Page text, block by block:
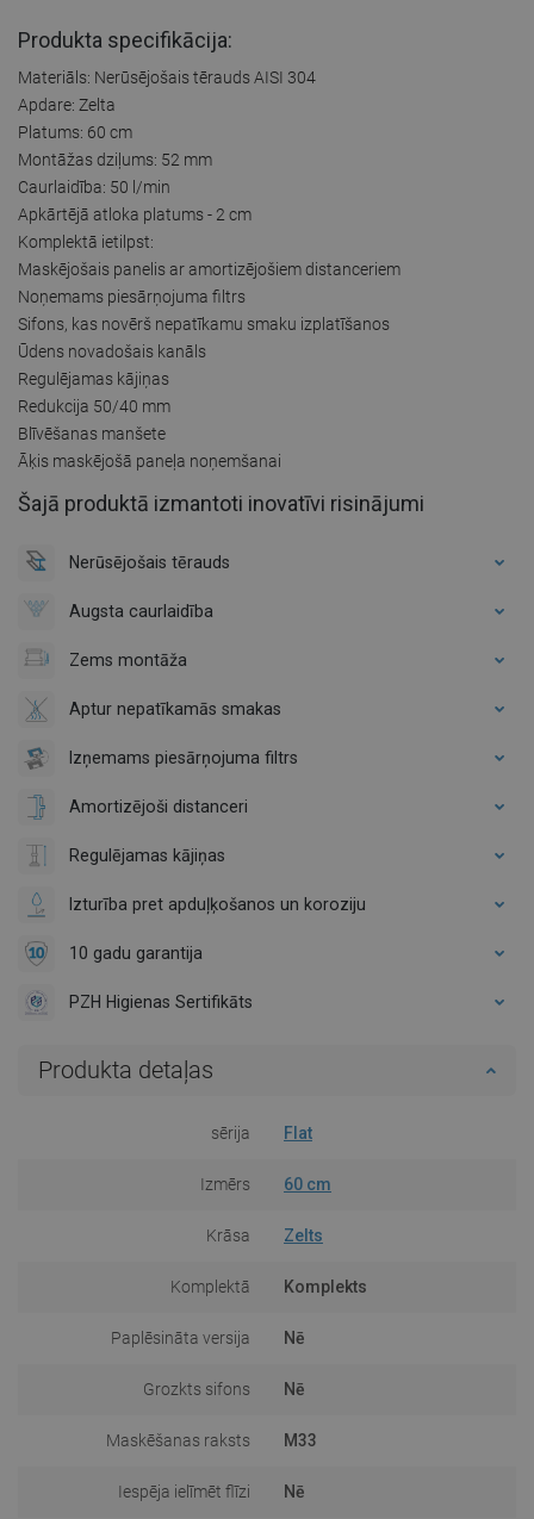
Produkta specifikācija:
Materiāls: Nerūsējošais tērauds AISI 304
Apdare: Zelta
Platums: 60 cm
Montāžas dziļums: 52 mm
Caurlaidība: 50 l/min
Apkārtējā atloka platums - 2 cm
Komplektā ietilpst:
Maskējošais panelis ar amortizējošiem distanceriem
Noņemams piesārņojuma filtrs
Sifons, kas novērš nepatīkamu smaku izplatīšanos
Ūdens novadošais kanāls
Regulējamas kājiņas
Redukcija 50/40 mm
Blīvēšanas manšete
Āķis maskējošā paneļa noņemšanai
Šajā produktā izmantoti inovatīvi risinājumi
Nerūsējošais tērauds
Augsta caurlaidība
Zems montāža
Aptur nepatīkamās smakas
Izņemams piesārņojuma filtrs
Amortizējoši distanceri
Regulējamas kājiņas
Izturība pret apduļķošanos un koroziju
10 gadu garantija
PZH Higienas Sertifikāts
Produkta detaļas
sērija Flat
Izmērs 60 cm
Krāsa Zelts
Komplektā Komplekts
Paplēsināta versija Nē
Grozkts sifons Nē
Maskēšanas raksts M33
Iespēja ielīmēt flīzi Nē